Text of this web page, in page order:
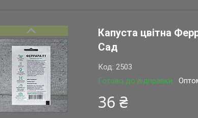
Капуста цвітна
Сад
Готово до відправки
Код:2503
36 ₴